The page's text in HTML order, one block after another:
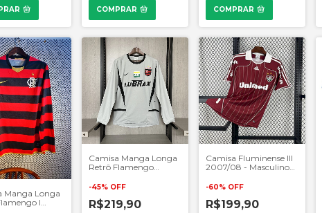
COMPRAR COMPRAR
Manga Longa
I
Camisa Manga Longa
Retrô Flamengo
Masculino Torcedor -
-45% OFF
R$219,90
Camisa Fluminense III
2007/08 - Masculino
-60% OFF
R$199,90